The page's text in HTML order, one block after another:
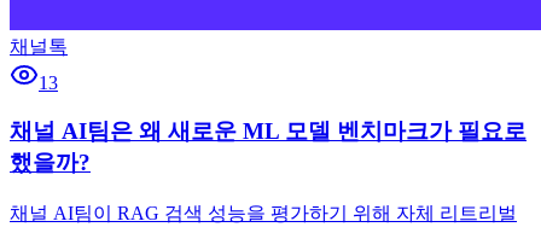
채널톡
13
채널 AI팀은 왜 새로운 ML 모델 벤치마크가 필요로
했을까?
채널 AI팀이 RAG 검색 성능을 평가하기 위해 자체 리트리벌